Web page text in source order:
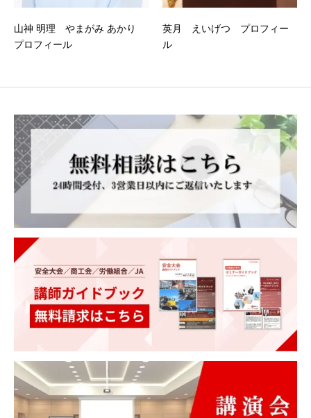
山神 明理 やまがみ あかり
プロフィール
英月 えいげつ プロフィー
ル